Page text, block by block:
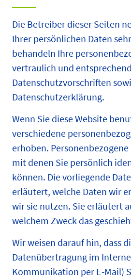
Die Betreiber dieser Seiten
Ihrer persönlichen Daten
behandeln Ihre
vertraulich und
Datenschutzvorschriften
Datenschutzerklärung.
Wenn Sie diese Website
verschiedene
erhoben.
mit denen Sie persönlich
können. Die vorliegende
erläutert, welche Daten wir
wir sie nutzen. Sie erläutert
welchem Zweck das
Wir weisen darauf hin, dass
Datenübertragung im
Kommunikation per E-Mail)